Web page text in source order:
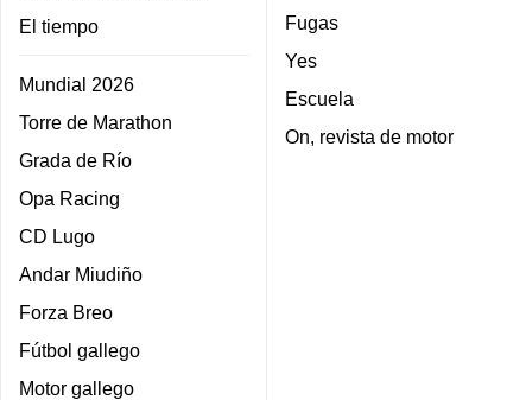
El tiempo
Mundial 2026
Torre de Marathon
Grada de Río
Opa Racing
CD Lugo
Andar Miudiño
Forza Breo
Fútbol gallego
Motor gallego
Fugas
Yes
Escuela
On, revista de motor